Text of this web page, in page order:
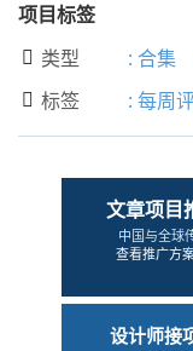
项目标签
 类型 : 合集
 标签 : 每周
文章项目
中国与全球
查看推广方
设计师接